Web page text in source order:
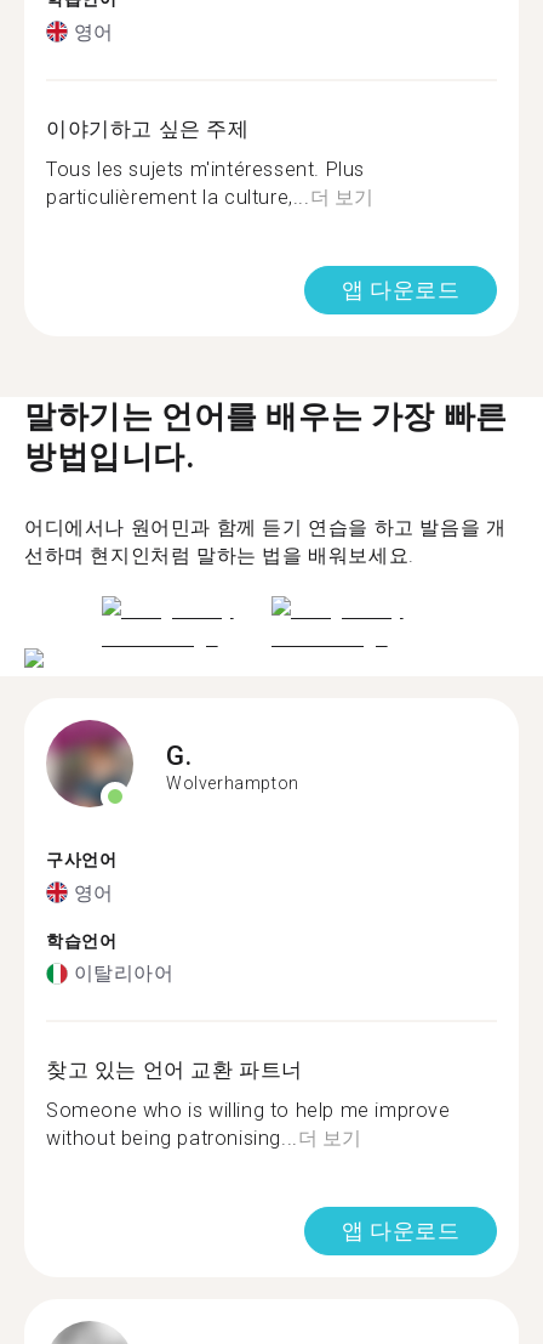
영어
이야기하고 싶은 주제
Tous les sujets m'intéressent. Plus
particulièrement la culture,... 더 보기
앱 다운로드
말하기는 언어를 배우는 가장 빠른
방법입니다.
어디에서나 원어민과 함께 듣기 연습을 하고 발음을 개
선하며 현지인처럼 말하는 법을 배워보세요.
G.
Wolverhampton
구사언어
영어
학습언어
이탈리아어
찾고 있는 언어 교환 파트너
Someone who is willing to help me improve
without being patronising...더 보기
앱 다운로드